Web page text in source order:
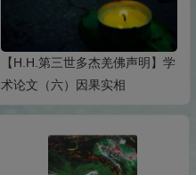
【H.H.第三世多杰羌佛声明】学
术论文（六）因果实相